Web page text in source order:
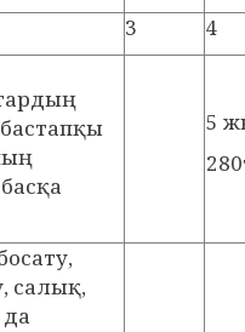
3 4
5
салық,